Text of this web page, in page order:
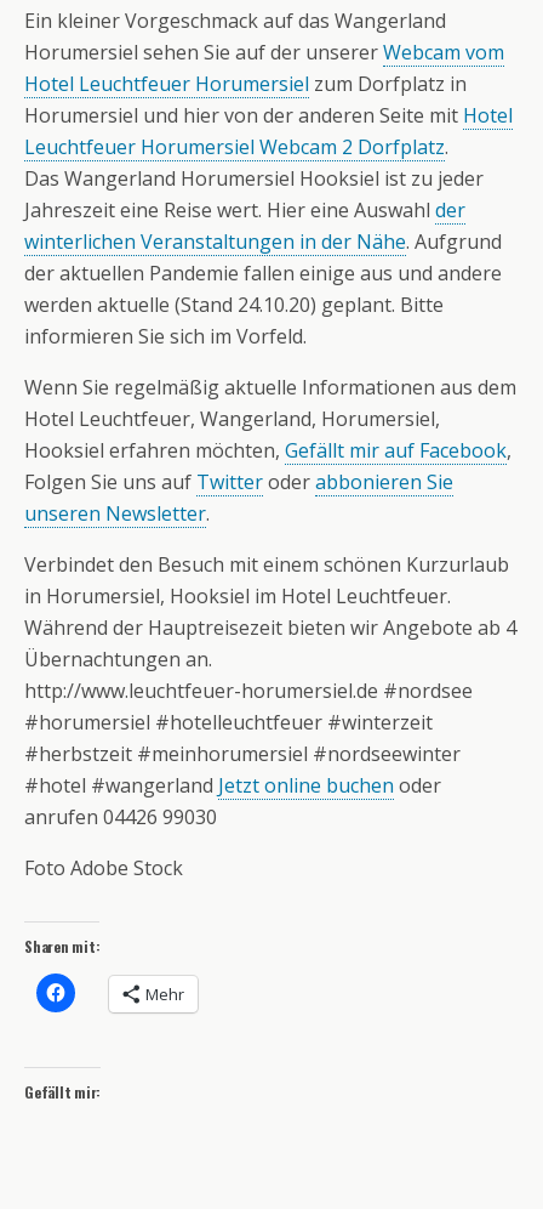
Ein kleiner Vorgeschmack auf das Wangerland
Horumersiel sehen Sie auf der unsererWebcam vom
Hotel Leuchtfeuer Horumersiel zum Dorfplatz in
Horumersiel und hier von der anderen Seite mit Hotel
Leuchtfeuer Horumersiel Webcam 2 Dorfplatz.
Das Wangerland Horumersiel Hooksiel ist zu jeder
Jahreszeit eine Reise wert. Hier eine Auswahl der
winterlichen Veranstaltungen in der Nähe. Aufgrund
der aktuellen Pandemie fallen einige aus und andere
werden aktuelle (Stand 24.10.20) geplant. Bitte
informieren Sie sich im Vorfeld.
Wenn Sie regelmäßig aktuelle Informationen aus dem
Hotel Leuchtfeuer, Wangerland, Horumersiel,
Hooksiel erfahren möchten, Gefällt mir auf Facebook,
Folgen Sie uns auf Twitteroderabbonieren Sie
unseren Newsletter.
Verbindet den Besuch mit einem schönen Kurzurlaub
in Horumersiel, Hooksiel im Hotel Leuchtfeuer.
Während der Hauptreisezeit bieten wir Angebote ab 4
Übernachtungen an.
http://www.leuchtfeuer-horumersiel.de #nordsee
#horumersiel #hotelleuchtfeuer #winterzeit
#herbstzeit #meinhorumersiel #nordseewinter
#hotel #wangerland Jetzt online buchen oder
anrufen 04426 99030
Foto Adobe Stock
Sharen mit:
Mehr
Gefällt mir: